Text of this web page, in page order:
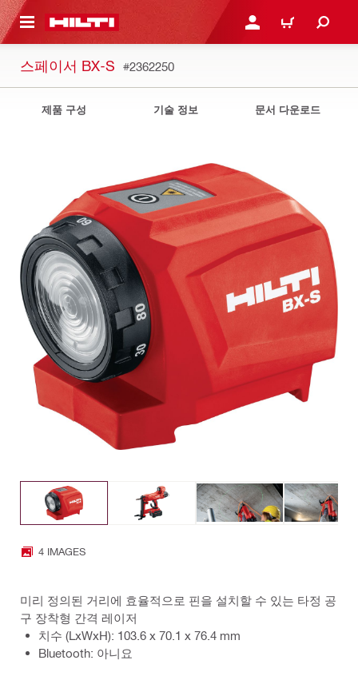
으로 건너뛰기 로그인 또는 회원가입
장바구니
스페이서 BX-S #2362250
제품 구성 기술 정보 문서 다운로드
4 IMAGES
미리 정의된 거리에 효율적으로 핀을 설치할 수 있는 타정 공
구 장착형 간격 레이저
치수 (LxWxH): 103.6 x 70.1 x 76.4 mm
Bluetooth: 아니요